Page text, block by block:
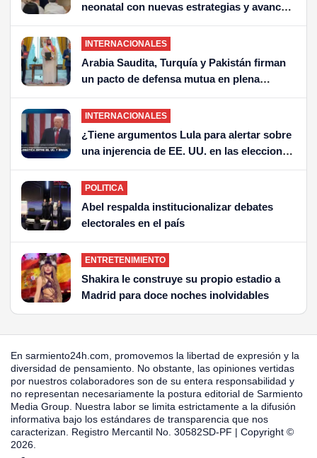
neonatal con nuevas estrategias y avances
en la Red Pública de Salud
INTERNACIONALES
Arabia Saudita, Turquía y Pakistán firman
un pacto de defensa mutua en plena
escalada en Medio Oriente
INTERNACIONALES
¿Tiene argumentos Lula para alertar sobre
una injerencia de EE. UU. en las elecciones
de Brasil?
POLITICA
Abel respalda institucionalizar debates
electorales en el país
ENTRETENIMIENTO
Shakira le construye su propio estadio a
Madrid para doce noches inolvidables
En sarmiento24h.com, promovemos la libertad de expresión y la
diversidad de pensamiento. No obstante, las opiniones vertidas
por nuestros colaboradores son de su entera responsabilidad y
no representan necesariamente la postura editorial de Sarmiento
Media Group. Nuestra labor se limita estrictamente a la difusión
informativa bajo los estándares de transparencia que nos
caracterizan. Registro Mercantil No. 30582SD-PF | Copyright ©
2026.